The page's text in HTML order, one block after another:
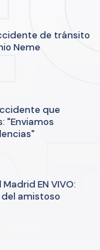
de tránsito
Neme
que
"Enviamos
EN VIVO:
del amistoso